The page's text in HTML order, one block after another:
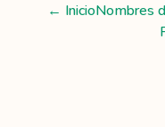
← InicioNombres